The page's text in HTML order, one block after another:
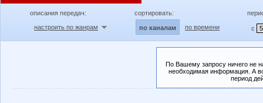
описания передач:
настроить по жанрам
сортировать:
по каналам по времени с
По Вашему запросу ничего не
необходимая информация. А
период